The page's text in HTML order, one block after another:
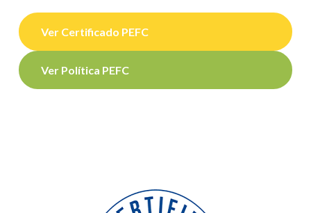
Ver Certificado PEFC
Ver Política PEFC